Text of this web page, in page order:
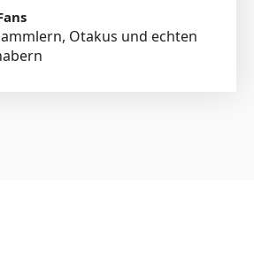
Otakus und echten